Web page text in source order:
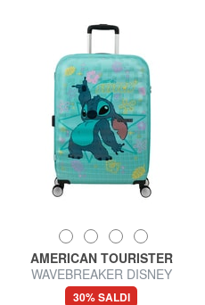
AMERICAN TOURISTER
WAVEBREAKER DISNEY
Trolley Medio
30% SALDI